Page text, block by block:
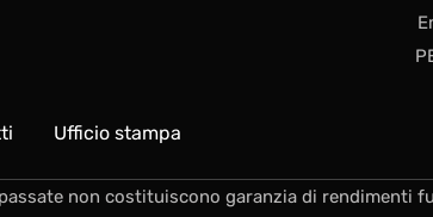
Ufficio stampa
non costituiscono garanzia di rendimenti